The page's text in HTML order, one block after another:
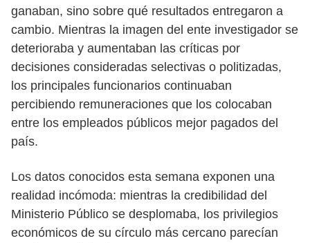
ganaban, sino sobre qué resultados entregaron a
cambio. Mientras la imagen del ente investigador se
deterioraba y aumentaban las críticas por
decisiones consideradas selectivas o politizadas,
los principales funcionarios continuaban
percibiendo remuneraciones que los colocaban
entre los empleados públicos mejor pagados del
país.
Los datos conocidos esta semana exponen una
realidad incómoda: mientras la credibilidad del
Ministerio Público se desplomaba, los privilegios
económicos de su círculo más cercano parecían